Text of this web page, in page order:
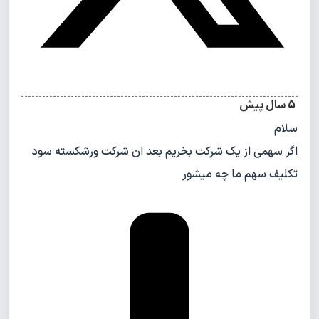
سلام
اگر سهمی از یک شرکت بخریم بعد ان شرکت ورشکسته سود
تکلیف سهم ما چه میشور